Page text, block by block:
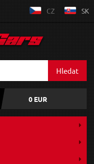
CZ SK
Hledat
0 EUR